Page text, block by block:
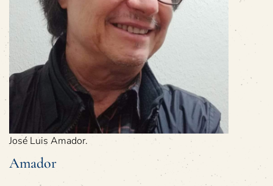
José Luis Amador.
Amador